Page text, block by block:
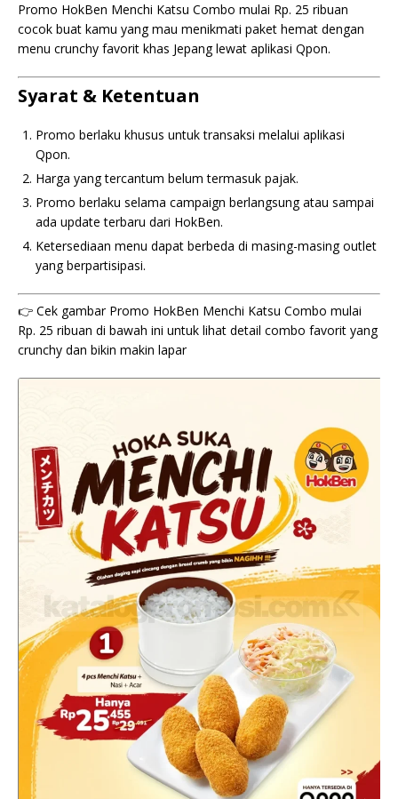
Promo HokBen Menchi Katsu Combo mulai Rp. 25 ribuan
cocok buat kamu yang mau menikmati paket hemat dengan
menu crunchy favorit khas Jepang lewat aplikasi Qpon.
Syarat & Ketentuan
Promo berlaku khusus untuk transaksi melalui aplikasi
Qpon.
Harga yang tercantum belum termasuk pajak.
Promo berlaku selama campaign berlangsung atau sampai
ada update terbaru dari HokBen.
Ketersediaan menu dapat berbeda di masing-masing outlet
yang berpartisipasi.
👉 Cek gambar Promo HokBen Menchi Katsu Combo mulai
Rp. 25 ribuan di bawah ini untuk lihat detail combo favorit yang
crunchy dan bikin makin lapar